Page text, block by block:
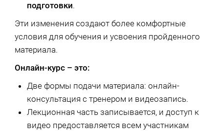
подготовки.
Эти изменения создают более комфортные
условия для обучения и усвоения пройденного
материала.
Онлайн-курс – это:
Две формы подачи материала: онлайн-
консультация с тренером и видеозапись.
Лекционная часть записывается, и доступ к
видео предоставляется всем участникам